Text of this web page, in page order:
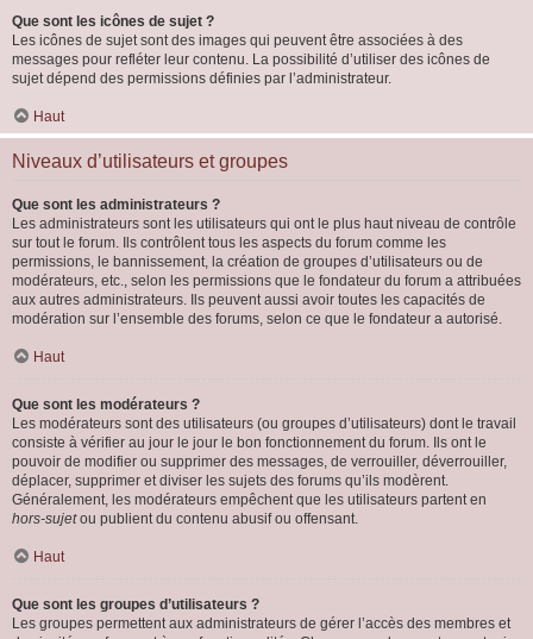
Que sont les icônes de sujet ?
Les icônes de sujet sont des images qui peuvent être associées à des
messages pour refléter leur contenu. La possibilité d’utiliser des icônes de
sujet dépend des permissions définies par l’administrateur.
Haut
Niveaux d’utilisateurs et groupes
Que sont les administrateurs ?
Les administrateurs sont les utilisateurs qui ont le plus haut niveau de contrôle
sur tout le forum. Ils contrôlent tous les aspects du forum comme les
permissions, le bannissement, la création de groupes d’utilisateurs ou de
modérateurs, etc., selon les permissions que le fondateur du forum a attribuées
aux autres administrateurs. Ils peuvent aussi avoir toutes les capacités de
modération sur l’ensemble des forums, selon ce que le fondateur a autorisé.
Haut
Que sont les modérateurs ?
Les modérateurs sont des utilisateurs (ou groupes d’utilisateurs) dont le travail
consiste à vérifier au jour le jour le bon fonctionnement du forum. Ils ont le
pouvoir de modifier ou supprimer des messages, de verrouiller, déverrouiller,
déplacer, supprimer et diviser les sujets des forums qu’ils modèrent.
Généralement, les modérateurs empêchent que les utilisateurs partent en
hors-sujetou publient du contenu abusif ou offensant.
Haut
Que sont les groupes d’utilisateurs ?
Les groupes permettent aux administrateurs de gérer l’accès des membres et